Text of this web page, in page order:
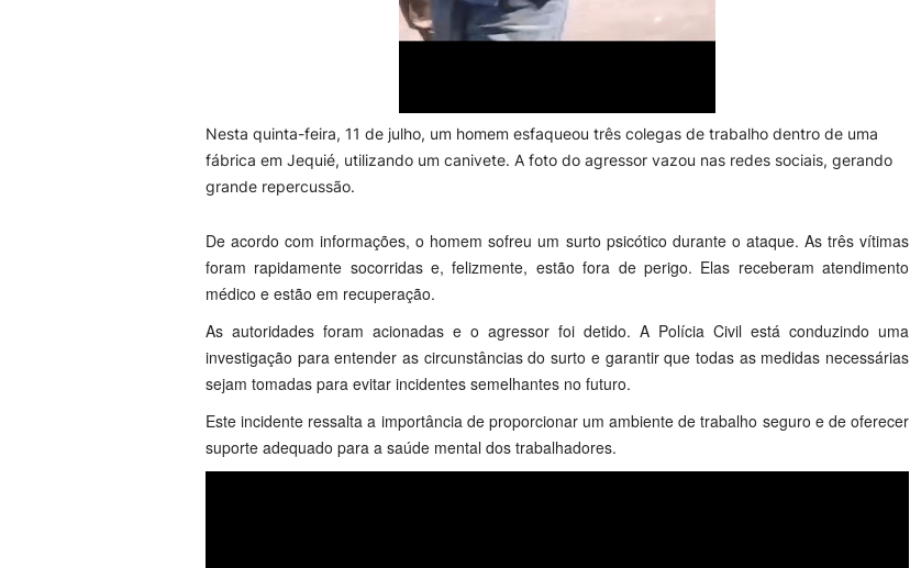
Nesta quinta-feira, 11 de julho, um homem esfaqueou três colegas de trabalho dentro de uma
fábrica em Jequié, utilizando um canivete. A foto do agressor vazou nas redes sociais, gerando
grande repercussão.
De acordo com informações, o homem sofreu um surto psicótico durante o ataque. As três vítimas
foram rapidamente socorridas e, felizmente, estão fora de perigo. Elas receberam atendimento
médico e estão em recuperação.
As autoridades foram acionadas e o agressor foi detido. A Polícia Civil está conduzindo uma
investigação para entender as circunstâncias do surto e garantir que todas as medidas necessárias
sejam tomadas para evitar incidentes semelhantes no futuro.
Este incidente ressalta a importância de proporcionar um ambiente de trabalho seguro e de oferecer
suporte adequado para a saúde mental dos trabalhadores.